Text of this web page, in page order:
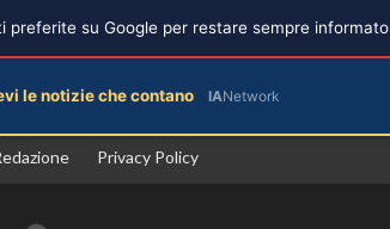
Privacy Policy
preferite su Google per restare sempre informato
le notizie che contano IANetwork